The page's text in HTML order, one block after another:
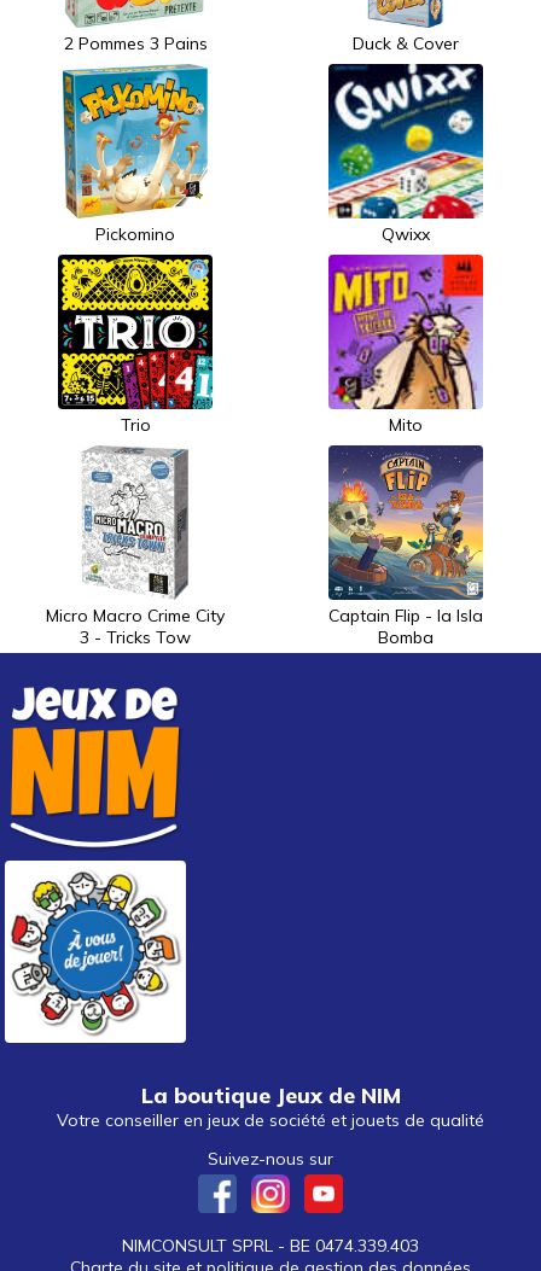
2 Pommes 3 Pains Duck & Cover
Pickomino Qwixx
Trio Mito
Micro Macro Crime City
3 - Tricks Tow
Captain Flip - la Isla
Bomba
La boutique Jeux de NIM
Votre conseiller en jeux de société et jouets de qualité
Suivez-nous sur
NIMCONSULT SPRL - BE 0474.339.403